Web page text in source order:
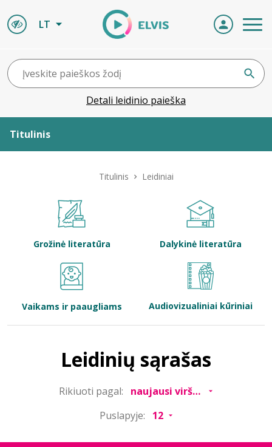
LT
Detali leidinio paieška
Titulinis
Bibliotekoms
Titulinis Leidiniai
Grožinė literatūra Dalykinė literatūra
Vaikams ir paaugliams Audiovizualiniai kūriniai
Leidinių sąrašas
Rikiuoti pagal:
Puslapyje: